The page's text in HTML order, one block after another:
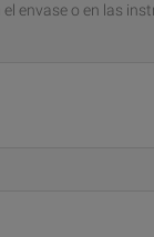
envase o en las